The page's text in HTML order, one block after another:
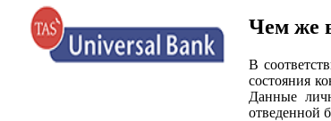
Чем же
В
состояния
Данные
отведенной